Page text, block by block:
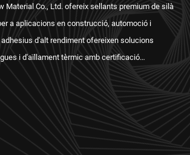
Material Co., Ltd. ofereix sellants premium de silà
a aplicacions en construcció, automoció i
d'alt rendiment ofereixen solucions
i d'aïllament tèrmic amb certificació